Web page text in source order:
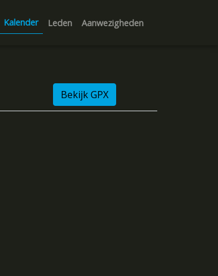
Kalender Leden Aanwezigheden
Bekijk GPX